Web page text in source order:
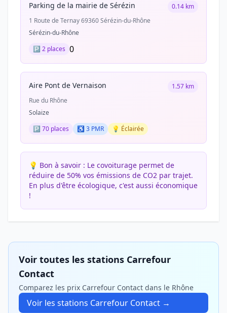
Parking de la mairie de Sérézin
0.14 km
1 Route de Ternay 69360 Sérézin-du-Rhône
Sérézin-du-Rhône
🅿️ 2 places 0
Aire Pont de Vernaison
1.57 km
Rue du Rhône
Solaize
🅿️ 70 places
♿ 3 PMR 💡 Éclairée
💡 Bon à savoir : Le covoiturage permet de
réduire de 50% vos émissions de CO2 par trajet.
En plus d'être écologique, c'est aussi économique
!
Voir toutes les stations Carrefour
Contact
Comparez les prix Carrefour Contact dans le Rhône
Voir les stations Carrefour Contact →